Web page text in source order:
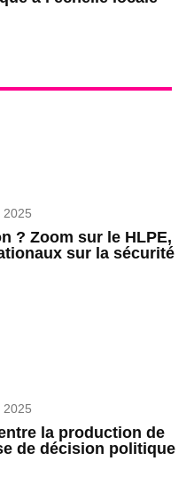
2025
? Zoom sur le HLPE,
sur la sécurité
2025
la production de
de décision politique